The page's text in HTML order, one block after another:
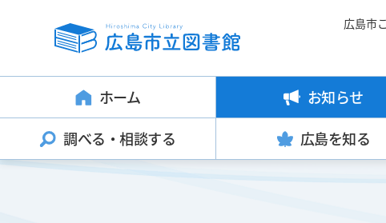
広島市
ホーム お知らせ
調べる・相談する 広島を知る